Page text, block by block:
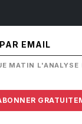
EMAIL
MATIN L'ANALYSE